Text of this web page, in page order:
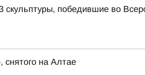
победившие во
на Алтае